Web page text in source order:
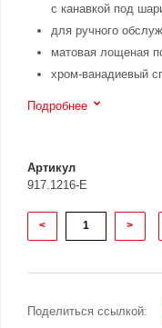
с канавкой под
для ручного
матовая лощеная
хром-ванадиевый
Подробнее
Артикул
917.1216-E
< >
Поделиться ссылкой: